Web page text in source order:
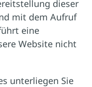
dieser
mit dem Aufruf
eine
Website nicht
unterliegen Sie